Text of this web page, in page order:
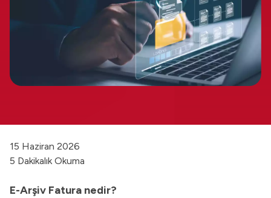
15 Haziran 2026
5 Dakikalık Okuma
E-Arşiv Fatura nedir?